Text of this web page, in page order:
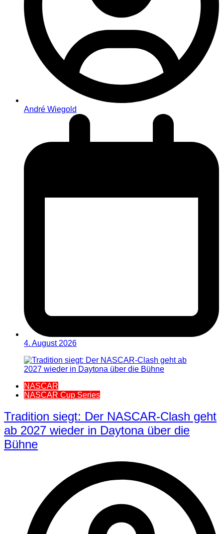
André Wiegold
4. August 2026
NASCAR
NASCAR Cup Series
Tradition siegt: Der NASCAR-Clash geht
ab 2027 wieder in Daytona über die
Bühne